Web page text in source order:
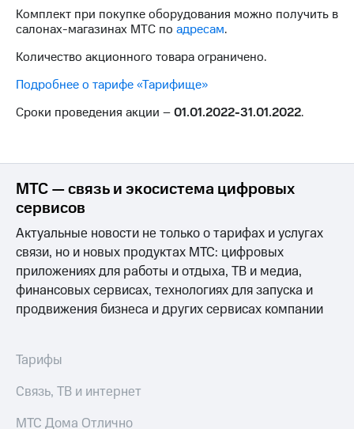
Тарифы
Интернет,
ТВ и телефон
для дома
Услуги
интернет
Домашнее
ТВ
Спутниковое
ТВ
Домашний
номером
Акции
Видеонаблюдение
для дома
290 ₽/
МТС
Подписка
интернета,
фильмы,
музыка
и многое
другое
на тарифы,
общие
Комплект при покупке оборудования можно получить в
салонах-магазинах МТС по адресам.
Количество акционного товара ограничено.
Подробнее о тарифе «Тарифище»
Сроки проведения акции –01.01.2022-31.01.2022.
МТС — связь и экосистема цифровых
сервисов
Актуальные новости не только о тарифах и услугах
связи, но и новых продуктах МТС: цифровых
приложениях для работы и отдыха, ТВ и медиа,
финансовых сервисах, технологиях для запуска и
продвижения бизнеса и других сервисах компании
Тарифы
Связь, ТВ и интернет
МТС Дома Отлично